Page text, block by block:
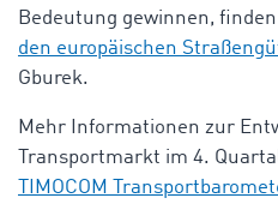
Bedeutung gewinnen,
den europäischen
Gburek.
Mehr Informationen zur
Transportmarkt im 4.
TIMOCOM